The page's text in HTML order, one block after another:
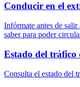
Conducir en el
Infórmate antes de
saber para poder
Estado del tráfico
Consulta el estado del